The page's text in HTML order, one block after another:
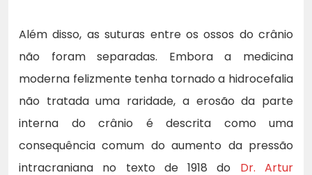
Além disso, as suturas entre os ossos do crânio
não foram separadas. Embora a medicina
moderna felizmente tenha tornado a hidrocefalia
não tratada uma raridade, a erosão da parte
interna do crânio é descrita como uma
consequência comum do aumento da pressão
intracraniana no texto de 1918 do Dr. Artur